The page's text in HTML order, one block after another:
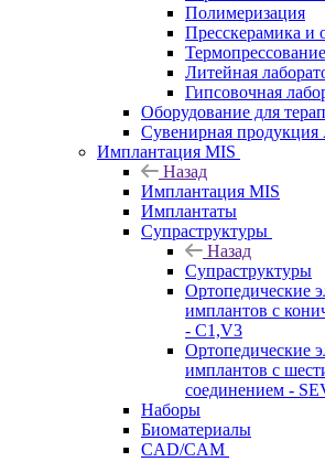
Полимеризация
Пресскерамика и
Термопрессование
Литейная
Гипсовочная
Оборудование для
Сувенирная
Имплантация MIS
Назад
Имплантация MIS
Имплантаты
Супраструктуры
Назад
Супраструктуры
Ортопедические
имплантов с
- C1,V3
Ортопедические
имплантов с
соединением -
Наборы
Биоматериалы
CAD/CAM